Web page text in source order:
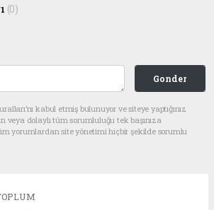
(0)
Gonder
kabul etmiş bulunuyor ve siteye yaptığınız
dolaylı tüm sorumluluğu tek başınıza
yorumlardan site yönetimi hiçbir şekilde sorumlu